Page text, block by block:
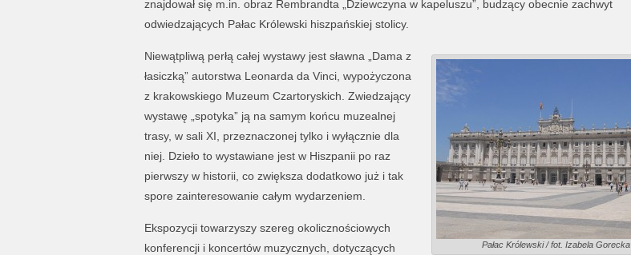
znajdował się m.in. obraz Rembrandta „Dziewczyna w kapeluszu”, budzący obecnie zachwyt
odwiedzających Pałac Królewski hiszpańskiej stolicy.
Pałac Królewski / fot. Izabela Gorecka
Niewątpliwą perłą całej wystawy jest sławna „Dama z
łasiczką” autorstwa Leonarda da Vinci, wypożyczona
z krakowskiego Muzeum Czartoryskich. Zwiedzający
wystawę „spotyka” ją na samym końcu muzealnej
trasy, w sali XI, przeznaczonej tylko i wyłącznie dla
niej. Dzieło to wystawiane jest w Hiszpanii po raz
pierwszy w historii, co zwiększa dodatkowo już i tak
spore zainteresowanie całym wydarzeniem.
Ekspozycji towarzyszy szereg okolicznościowych
konferencji i koncertów muzycznych, dotyczących